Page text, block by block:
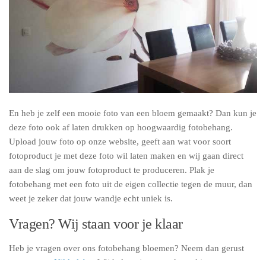
En heb je zelf een mooie foto van een bloem gemaakt? Dan kun je
deze foto ook af laten drukken op hoogwaardig fotobehang.
Upload jouw foto op onze website, geeft aan wat voor soort
fotoproduct je met deze foto wil laten maken en wij gaan direct
aan de slag om jouw fotoproduct te produceren. Plak je
fotobehang met een foto uit de eigen collectie tegen de muur, dan
weet je zeker dat jouw wandje echt uniek is.
Vragen? Wij staan voor je klaar
Heb je vragen over ons fotobehang bloemen? Neem dan gerust